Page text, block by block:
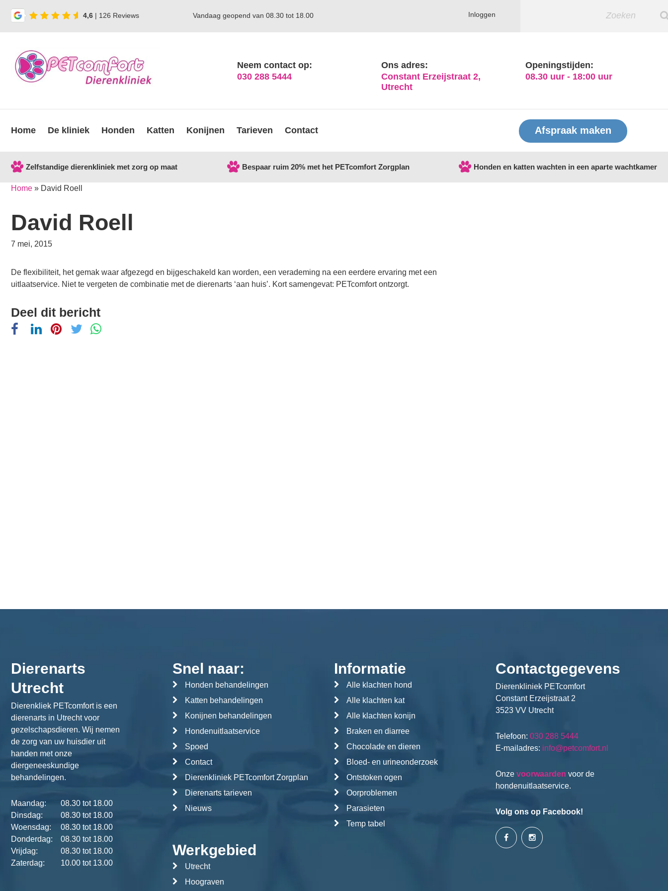
4,6| 126 Reviews Vandaag geopend van 08.30 tot 18.00 Inloggen
Neem contact op:
030 288 5444
Ons adres:
Constant Erzeijstraat 2,
Utrecht
Openingstijden:
08.30 uur - 18:00 uur
Home De kliniek Honden Katten Konijnen Tarieven Contact Afspraak maken
Zelfstandige dierenkliniek met zorg op maat Bespaar ruim 20% met het PETcomfort Zorgplan Honden en katten wachten in een aparte wachtkamer
Home » David Roell
David Roell
7 mei, 2015
De flexibiliteit, het gemak waar afgezegd en bijgeschakeld kan worden, een verademing na een eerdere ervaring met een
uitlaatservice. Niet te vergeten de combinatie met de dierenarts ‘aan huis’. Kort samengevat: PETcomfort ontzorgt.
Deel dit bericht
Dierenarts
Utrecht
Dierenkliek PETcomfort is een
dierenarts in Utrecht voor
gezelschapsdieren. Wij nemen
de zorg van uw huisdier uit
handen met onze
diergeneeskundige
behandelingen.
Maandag:
08.30 tot 18.00
Dinsdag:
08.30 tot 18.00
Woensdag:
08.30 tot 18.00
Donderdag:
08.30 tot 18.00
Vrijdag:
08.30 tot 18.00
Zaterdag:
10.00 tot 13.00
Snel naar:
Honden behandelingen
Katten behandelingen
Konijnen behandelingen
Hondenuitlaatservice
Spoed
Contact
Dierenkliniek PETcomfort Zorgplan
Dierenarts tarieven
Nieuws
Werkgebied
Utrecht
Hoograven
Informatie
Alle klachten hond
Alle klachten kat
Alle klachten konijn
Braken en diarree
Chocolade en dieren
Bloed- en urineonderzoek
Ontstoken ogen
Oorproblemen
Parasieten
Temp tabel
Contactgegevens
Dierenkliniek PETcomfort
Constant Erzeijstraat 2
3523 VV Utrecht
Telefoon: 030 288 5444
E-mailadres: info@petcomfort.nl
Onze voorwaarden voor de
hondenuitlaatservice.
Volg ons op Facebook!